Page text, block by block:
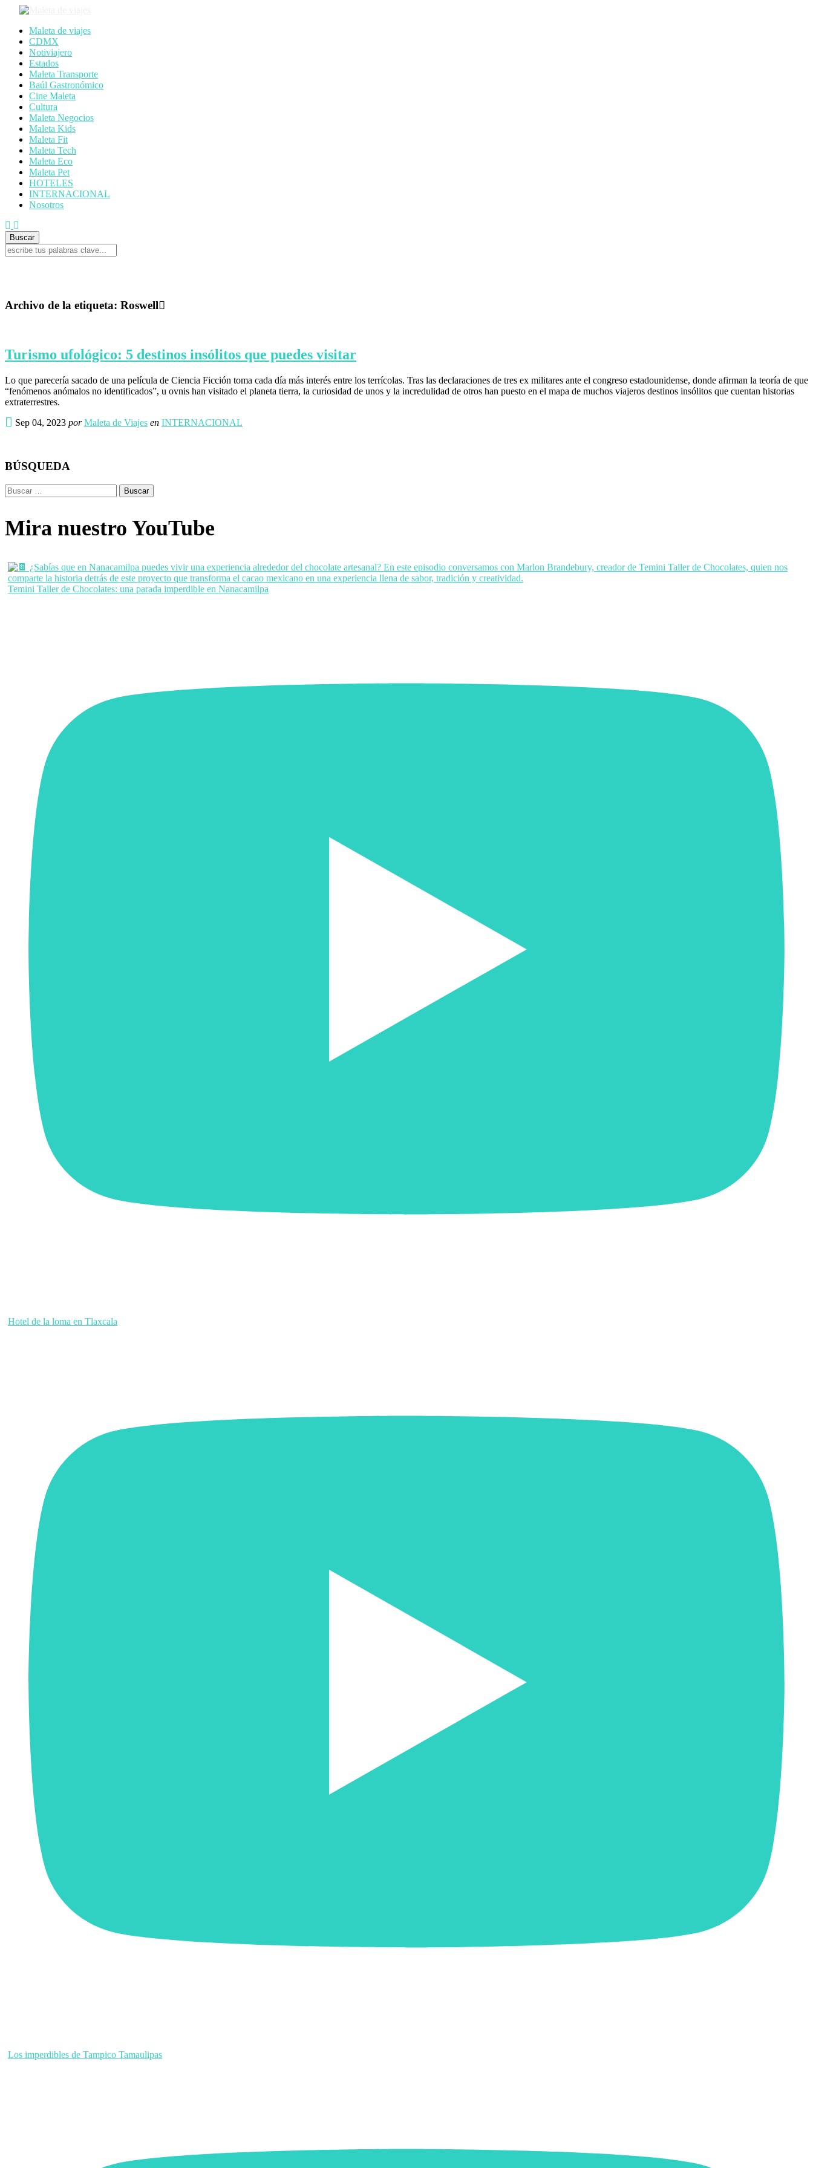
Maleta de viajes
CDMX
Notiviajero
Estados
Maleta Transporte
Baúl Gastronómico
Cine Maleta
Cultura
Maleta Negocios
Maleta Kids
Maleta Fit
Maleta Tech
Maleta Eco
Maleta Pet
HOTELES
INTERNACIONAL
Nosotros
Archivo de la etiqueta: Roswell
Turismo ufológico: 5 destinos insólitos que puedes visitar
Lo que parecería sacado de una película de Ciencia Ficción toma cada día más interés entre los terrícolas. Tras las declaraciones de tres ex militares ante el congreso estadounidense, donde afirman la teoría de que
“fenómenos anómalos no identificados”, u ovnis han visitado el planeta tierra, la curiosidad de unos y la incredulidad de otros han puesto en el mapa de muchos viajeros destinos insólitos que cuentan historias
extraterrestres.
Sep 04, 2023 por Maleta de Viajes en INTERNACIONAL
BÚSQUEDA
Buscar:
Mira nuestro YouTube
Temini Taller de Chocolates: una parada imperdible en Nanacamilpa
Hotel de la loma en Tlaxcala
Los imperdibles de Tampico Tamaulipas